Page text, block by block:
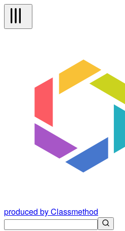
produced by Classmethod